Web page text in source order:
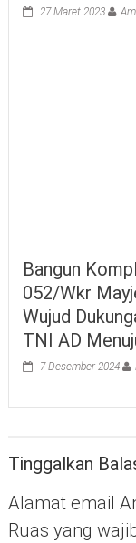
27 Maret 2023
Bangun
052/Wkr
Wujud
TNI AD
7 Desember 2024
Tinggalkan
Alamat email
Ruas yang